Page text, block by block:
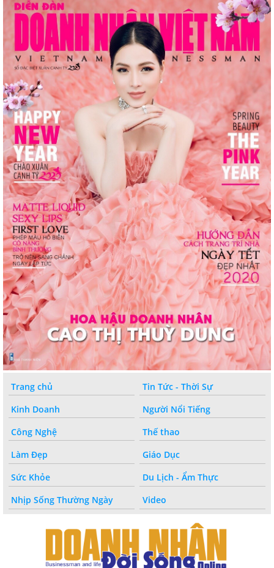
Trang chủ
Tin Tức - Thời Sự
Kinh Doanh
Người Nổi Tiếng
Công Nghệ
Thế thao
Làm Đẹp
Giáo Dục
Sức Khỏe
Du Lịch - Ẩm Thực
Nhịp Sống Thường Ngày
Video